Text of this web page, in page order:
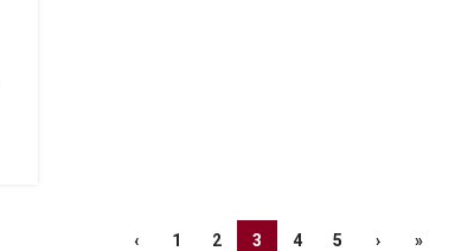
‹ 1 2 3 4 5 › »